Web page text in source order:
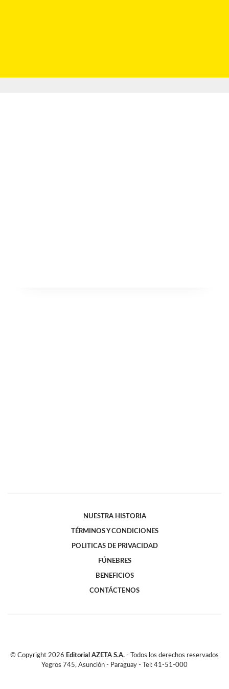
NUESTRA HISTORIA
TÉRMINOS Y CONDICIONES
POLITICAS DE PRIVACIDAD
FÚNEBRES
BENEFICIOS
CONTÁCTENOS
© Copyright 2026 Editorial AZETA S.A. - Todos los derechos reservados
Yegros 745, Asunción - Paraguay - Tel: 41-51-000